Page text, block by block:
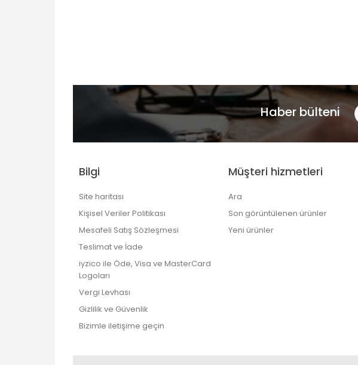
Haber bülteni
Bilgi
Site haritası
Kişisel Veriler Politikası
Mesafeli Satış Sözleşmesi
Teslimat ve İade
iyzico ile Öde, Visa ve MasterCard
Logoları
Vergi Levhası
Gizlilik ve Güvenlik
Bizimle iletişime geçin
Müşteri hizmetleri
Ara
Son görüntülenen ürünler
Yeni ürünler